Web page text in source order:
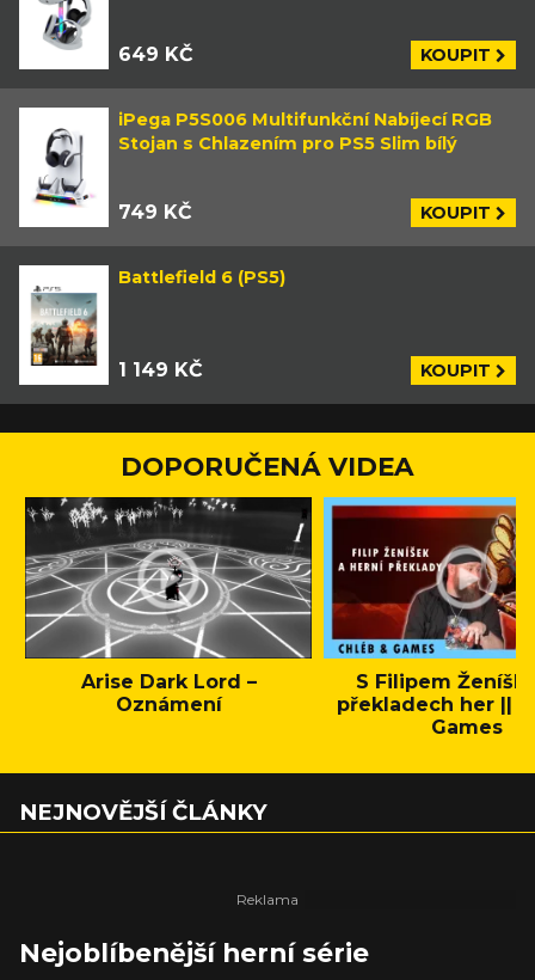
649 KČ KOUPIT
iPega P5S006 Multifunkční Nabíjecí RGB
Stojan s Chlazením pro PS5 Slim bílý
749 KČ KOUPIT
Battlefield 6 (PS5)
1 149 KČ KOUPIT
DOPORUČENÁ VIDEA
Arise Dark Lord –
Oznámení
S Filipem
překladech her ||
Games
NEJNOVĚJŠÍ ČLÁNKY
Nejoblíbenější herní série